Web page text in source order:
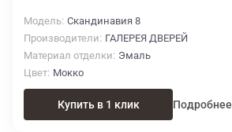
Модель Скандинавия 8
Производители ГАЛЕРЕЯ ДВЕРЕЙ
Материал отделки Эмаль
Цвет Мокко
Купить в 1 клик Подробнее